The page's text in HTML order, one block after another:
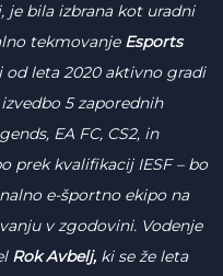
je bila izbrana kot uradni
tekmovanje Esports
od leta 2020 aktivno gradi
5 zaporednih
EA FC, CS2, in
prek kvalifikacij IESF – bo
e-športno ekipo na
v zgodovini. Vodenje
Rok Avbelj, ki se že leta